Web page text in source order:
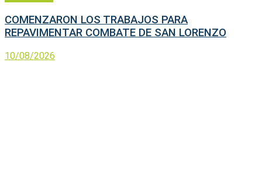
COMENZARON LOS TRABAJOS PARA
REPAVIMENTAR COMBATE DE SAN LORENZO
10/08/2026